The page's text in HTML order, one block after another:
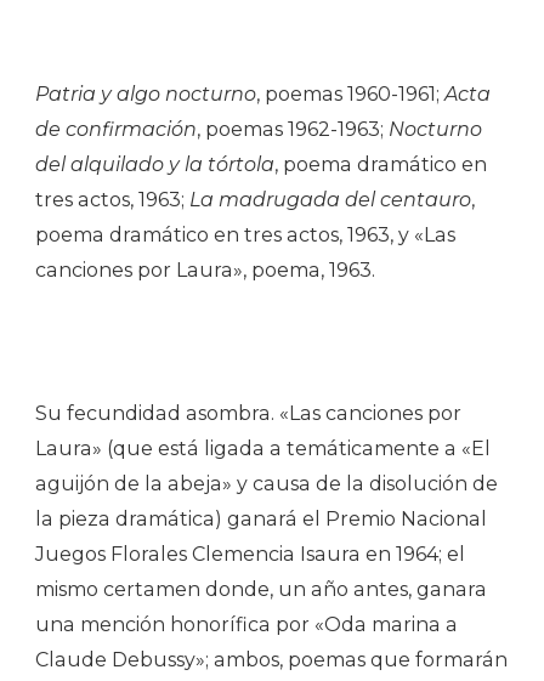
Patria y algo nocturno, poemas 1960-1961;Acta
de confirmación, poemas 1962-1963; Nocturno
del alquilado y la tórtola, poema dramático en
tres actos, 1963; La madrugada del centauro,
poema dramático en tres actos, 1963, y «Las
canciones por Laura», poema, 1963.
Su fecundidad asombra. «Las canciones por
Laura» (que está ligada a temáticamente a «El
aguijón de la abeja» y causa de la disolución de
la pieza dramática) ganará el Premio Nacional
Juegos Florales Clemencia Isaura en 1964; el
mismo certamen donde, un año antes, ganara
una mención honorífica por «Oda marina a
Claude Debussy»; ambos, poemas que formarán